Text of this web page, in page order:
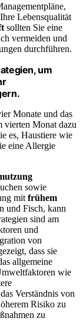
Lebensqualität
sollten Sie eine
vermeiden und
durchführen.
um
Monate und das
vierten Monat dazu
es, Haustiere wie
eine Allergie
sowie
mit frühem
und Fisch, kann
sind am
und
von
dass sie
allgemeine
wie
Verständnis von
Risiko zu
zu